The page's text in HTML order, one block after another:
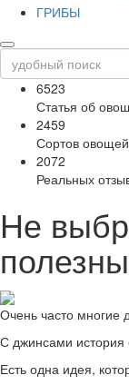
ГРИБЫ
6523
Статья об
2459
Сортов овощей
2072
Реальных
Не
Очень часто многие
С джинсами история
Есть одна идея,